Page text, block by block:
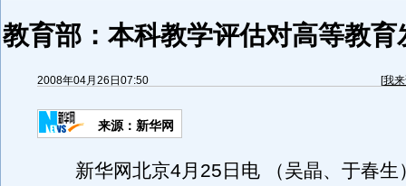
教育部：本科教学评估对高等教育
2008年04月26日07:50 [我
来源：新华网
新华网北京4月25日电 （吴晶、于春生